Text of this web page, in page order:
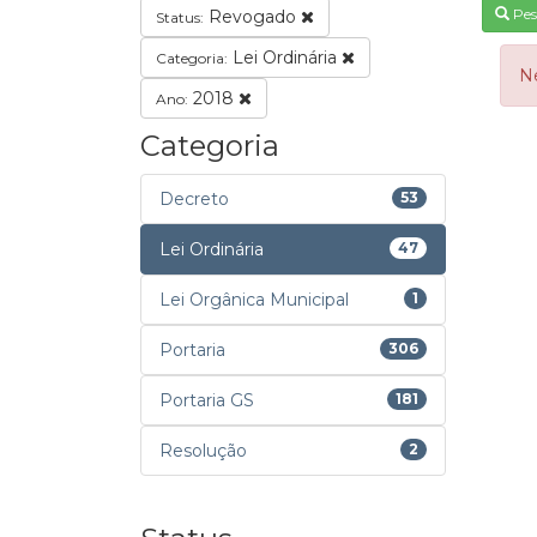
Status: Revogado
Categoria: Lei Ordinária
Ano: 2018
Categoria
Decreto 53
Lei Ordinária 47
Lei Orgânica Municipal 1
Portaria 306
Portaria GS 181
Resolução 2